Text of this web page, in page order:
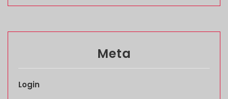
Meta
Login